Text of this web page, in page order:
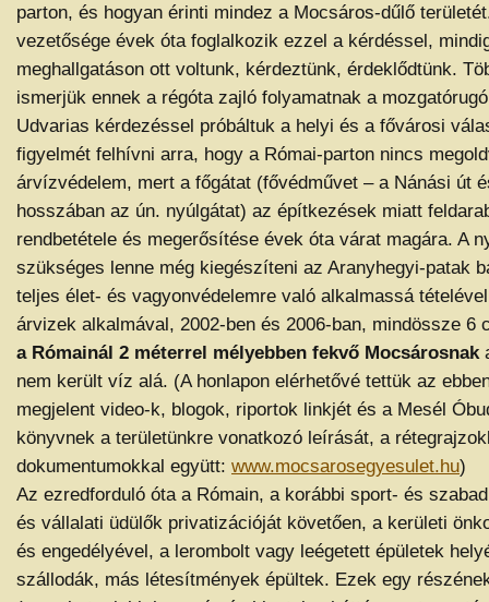
parton, és hogyan érinti mindez a Mocsáros-dűlő
vezetősége évek óta foglalkozik ezzel a kérdéssel,
meghallgatáson ott voltunk, kérdeztünk, érdeklődtünk.
ismerjük ennek a régóta zajló folyamatnak a
Udvarias kérdezéssel próbáltuk a helyi és a fővárosi
figyelmét felhívni arra, hogy a Római-parton nincs
árvízvédelem, mert a főgátat (fővédművet – a Nánási út
hosszában az ún. nyúlgátat) az építkezések miatt
rendbetétele és megerősítése évek óta várat magára. A
szükséges lenne még kiegészíteni az Aranyhegyi-patak
teljes élet- és vagyonvédelemre való alkalmassá
árvizek alkalmával, 2002-ben és 2006-ban, mindössze 6
a Rómainál 2 méterrel mélyebben fekvő Mocsárosnak
nem került víz alá. (A honlapon elérhetővé tettük az
megjelent video-k, blogok, riportok linkjét és a Mesél
könyvnek a területünkre vonatkozó leírását, a
dokumentumokkal együtt: www.mocsarosegyesulet.hu)
Az ezredforduló óta a Rómain, a korábbi sport- és
és vállalati üdülők privatizációját követően, a kerületi
és engedélyével, a lerombolt vagy leégetett épületek
szállodák, más létesítmények épültek. Ezek egy